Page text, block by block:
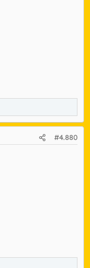
y un mejor
#4.880